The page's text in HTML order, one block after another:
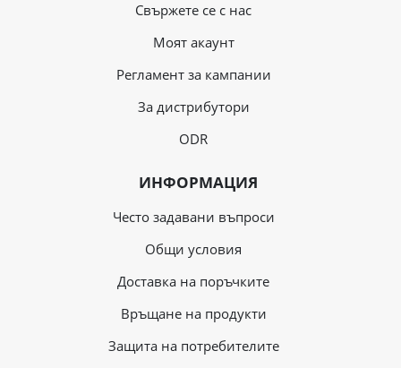
Свържете се с нас
Mоят акаунт
Регламент за кампании
За дистрибутори
ODR
ИНФОРМАЦИЯ
Често задавани въпроси
Общи условия
Доставка на поръчките
Връщане на продукти
Защита на потребителите